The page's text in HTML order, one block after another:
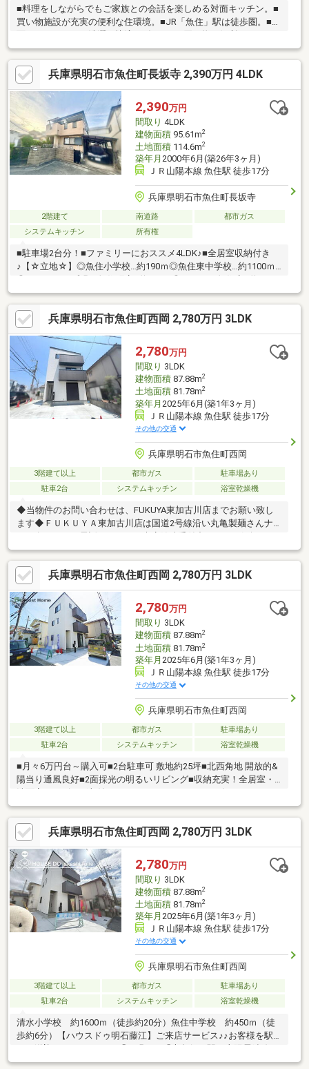
■料理をしながらでもご家族との会話を楽しめる対面キッチン。■
買い物施設が充実の便利な住環境。■JR「魚住」駅は徒歩圏。■2
面バルコニーでお洗濯も快適！■毎日のお買い物に便利なマルア
イ魚住店は徒歩14分（約1060ｍ）。当社スタッフと一緒に、お客
様の新生活に相応しいマイホームを探しましょう。住まい探しを
全力でサポート致しますので、まずはお気軽にご連絡ください。
兵庫県明石市魚住町長坂寺 2,390万円 4LDK
2,390万円
間取り 4LDK
建物面積95.61m2
土地面積114.6m2
築年月 2000年6月(築26年3ヶ月)
ＪＲ山陽本線 魚住駅 徒歩17分
兵庫県明石市魚住町長坂寺
2階建て 南道路
都市ガス
システムキッチン
所有権
■駐車場2台分！■ファミリーにおススメ4LDK♪■全居室収納付き
♪【☆立地☆】◎魚住小学校…約190ｍ◎魚住東中学校…約1100ｍ
ｍ◎コーナン魚住店…約900ｍ◎コープこうべコープ魚住…約1400
ｍ
兵庫県明石市魚住町西岡 2,780万円 3LDK
2,780万円
間取り 3LDK
建物面積87.88m2
土地面積81.78m2
築年月 2025年6月(築1年3ヶ月)
ＪＲ山陽本線 魚住駅 徒歩17分
その他の交通
兵庫県明石市魚住町西岡
3階建て以上 都市ガス
駐車場あり
駐車2台
システムキッチン 浴室乾燥機
◆当物件のお問い合わせは、FUKUYA東加古川店までお願い致し
ます◆ＦＵＫＵＹＡ東加古川店は国道2号線沿い丸亀製麺さんナ
ナメ向かい。お電話、メールご来店随時受付中です。お気軽にご
来店お待ちしております。●エアコン：4台、照明器具：7台付き●
写真中の家具・調度品は含まれません。
兵庫県明石市魚住町西岡 2,780万円 3LDK
2,780万円
間取り 3LDK
建物面積87.88m2
土地面積81.78m2
築年月 2025年6月(築1年3ヶ月)
ＪＲ山陽本線 魚住駅 徒歩17分
その他の交通
兵庫県明石市魚住町西岡
3階建て以上 都市ガス
駐車場あり
駐車2台
システムキッチン 浴室乾燥機
■月々6万円台～購入可■2台駐車可 敷地約25坪■北西角地 開放的&
陽当り通風良好■2面採光の明るいリビング■収納充実！全居室・
トリー■浴室乾燥機付！雨の日や花粉の季節に◎■外からの視線が
気になりにくい2階リビング設計■生活動線良好！お手洗い×2ヶ所
■風通しの良い2・3階ダブルバルコニー■モニタ付インターホン有
でセキュリティ安心■前道幅約7mで駐車しやすい■全室洋室でお
掃除かんたん♪■小・中学校が徒歩10分圏内お家探しは、『物件掲
載数No.1』のトラストホームにお任せください！ 0120-39-7710
兵庫県明石市魚住町西岡 2,780万円 3LDK
2,780万円
間取り 3LDK
建物面積87.88m2
土地面積81.78m2
築年月 2025年6月(築1年3ヶ月)
ＪＲ山陽本線 魚住駅 徒歩17分
その他の交通
兵庫県明石市魚住町西岡
3階建て以上 都市ガス
駐車場あり
駐車2台
システムキッチン 浴室乾燥機
清水小学校 約1600ｍ（徒歩約20分）魚住中学校 約450ｍ（徒
歩約6分）【ハウスドゥ明石藤江】ご来店サービス♪♪お客様を駅
ご相談ください♪♪ご来店のお客様へウェルカムドリンクのご提供